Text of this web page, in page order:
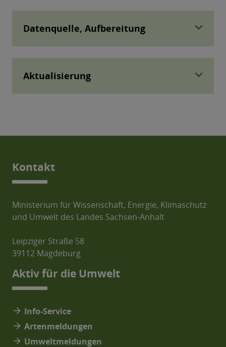
Datenquelle, Aufbereitung expand_more
Aktualisierung expand_more
Kontakt
Ministerium für Wissenschaft, Energie, Klimaschutz
und Umwelt des Landes Sachsen-Anhalt
Leipziger Straße 58
39112 Magdeburg
Aktiv für die Umwelt
arrow_forward Info-Service
arrow_forward Artenmeldungen
arrow_forward Umweltmeldungen